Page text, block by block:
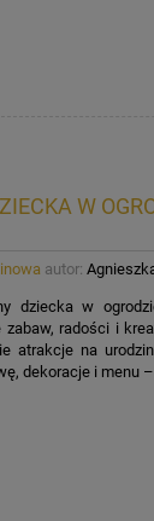
W
autor:
dziecka w
zabaw, radości i
atrakcje na
dekoracje i menu